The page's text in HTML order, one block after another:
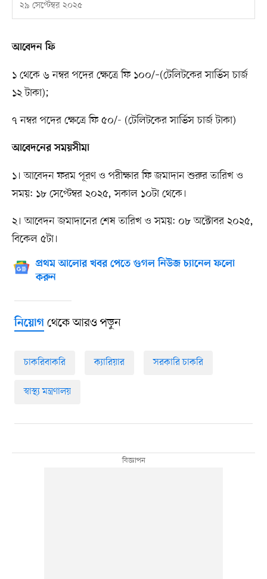
২৯ সেপ্টেম্বর ২০২৫
আবেদন ফি
১ থেকে ৬ নম্বর পদের ক্ষেত্রে ফি ১০০/–(টেলিটকের সার্ভিস চার্জ
১২ টাকা);
৭ নম্বর পদের ক্ষেত্রে ফি ৫০/- (টেলিটকের সার্ভিস চার্জ টাকা)
আবেদনের সময়সীমা
১। আবেদন ফরম পূরণ ও পরীক্ষার ফি জমাদান শুরুর তারিখ ও
সময়: ১৮ সেপ্টেম্বর ২০২৫, সকাল ১০টা থেকে।
২। আবেদন জমাদানের শেষ তারিখ ও সময়: ০৮ অক্টোবর ২০২৫,
বিকেল ৫টা।
প্রথম আলোর খবর পেতে গুগল নিউজ চ্যানেল ফলো
করুন
নিয়োগথেকে আরও পড়ুন
চাকরিবাকরি ক্যারিয়ার সরকারি চাকরি
স্বাস্থ্য মন্ত্রণালয়